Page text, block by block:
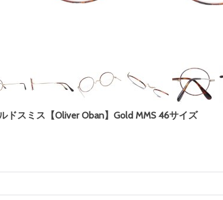
ドスミス【Oliver Oban】Gold MMS 46サイズ